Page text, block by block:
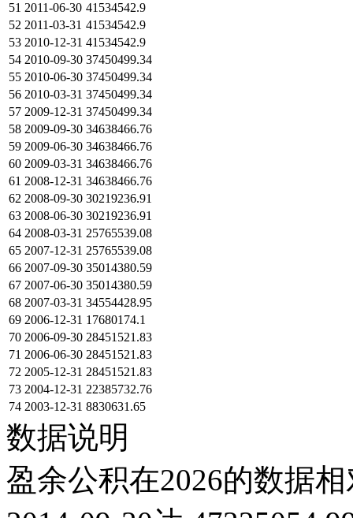
51 2011-06-30 41534542.9
52 2011-03-31 41534542.9
53 2010-12-31 41534542.9
54 2010-09-30 37450499.34
55 2010-06-30 37450499.34
56 2010-03-31 37450499.34
57 2009-12-31 37450499.34
58 2009-09-30 34638466.76
59 2009-06-30 34638466.76
60 2009-03-31 34638466.76
61 2008-12-31 34638466.76
62 2008-09-30 30219236.91
63 2008-06-30 30219236.91
64 2008-03-31 25765539.08
65 2007-12-31 25765539.08
66 2007-09-30 35014380.59
67 2007-06-30 35014380.59
68 2007-03-31 34554428.95
69 2006-12-31 17680174.1
70 2006-09-30 28451521.83
71 2006-06-30 28451521.83
72 2005-12-31 28451521.83
73 2004-12-31 22385732.76
74 2003-12-31 8830631.65
数据说明
盈余公积在2026的数据